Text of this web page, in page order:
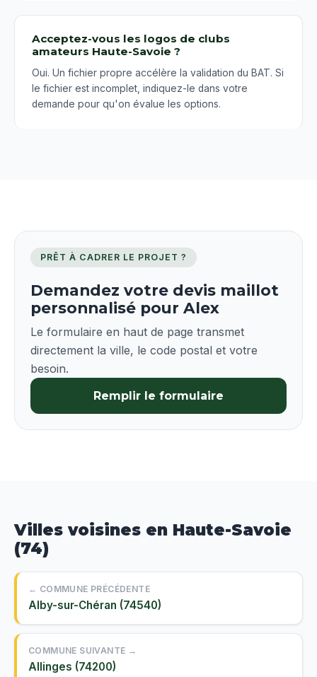
Acceptez-vous les logos de clubs
amateurs Haute-Savoie ?
Oui. Un fichier propre accélère la validation du BAT. Si
le fichier est incomplet, indiquez-le dans votre
demande pour qu'on évalue les options.
PRÊT À CADRER LE PROJET ?
Demandez votre devis maillot
personnalisé pour Alex
Le formulaire en haut de page transmet
directement la ville, le code postal et votre
besoin.
Remplir le formulaire
Villes voisines en Haute-Savoie
(74)
← COMMUNE PRÉCÉDENTE
Alby-sur-Chéran (74540)
COMMUNE SUIVANTE →
Allinges (74200)